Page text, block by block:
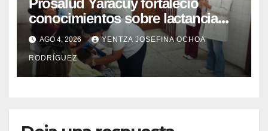
Prosalud Yaracuy fortaleció
conocimientos sobre lactancia
materna en la red de ASIC
AGO 4, 2026 YENTZA JOSEFINA OCHOA
RODRÍGUEZ